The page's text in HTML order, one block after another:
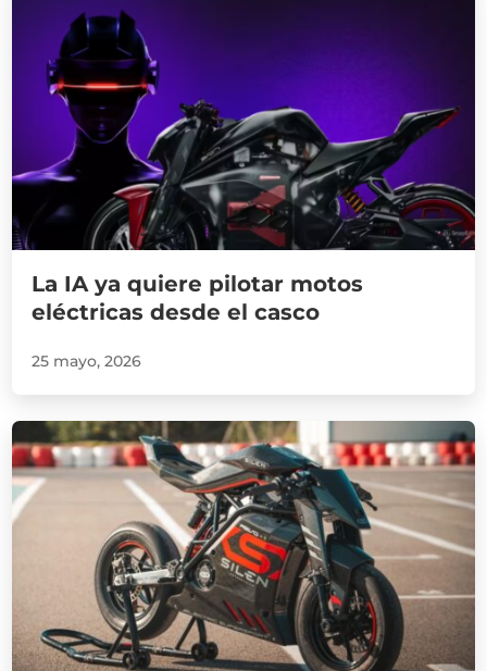
La IA ya quiere pilotar motos
eléctricas desde el casco
25 mayo, 2026